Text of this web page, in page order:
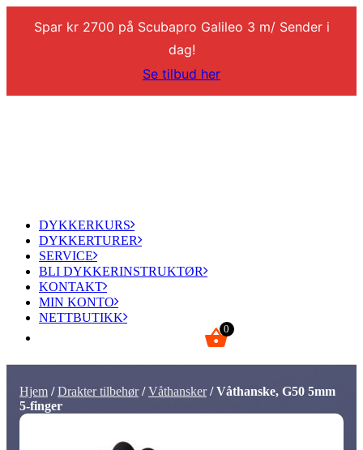
Spar kr 2700 på Scubapro Galileo 3 m/ Sender i
dag!
Se tilbud her
DYKKERKURS
DYKKERTURER
SERVICE
BLI DYKKERINSTRUKTØR
KONTAKT
MIN KONTO
NETTBUTIKK
0
Hjem /Drakter tilbehør/Våthansker/ Våthanske, G50 5mm
5-finger